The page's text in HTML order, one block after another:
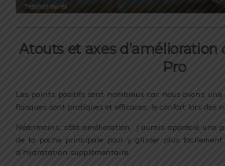
Atouts et axes d’amélioration
Pro
Les points positifs sont nombreux car nous avons
flasques sont pratiques et efficaces, le confort lors des
Néanmoins, côté amélioration, j’aurais apprécié une
de la poche principale pour y glisser plus
d’hydratation supplémentaire.